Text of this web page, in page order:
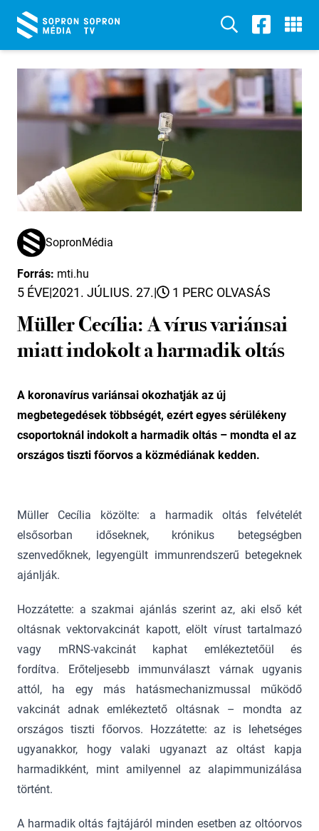
SopronMédia
Forrás: mti.hu
5 ÉVE|2021. JÚLIUS. 27.| 1 PERC OLVASÁS
Müller Cecília: A vírus variánsai
miatt indokolt a harmadik oltás
A koronavírus variánsai okozhatják az új
megbetegedések többségét, ezért egyes sérülékeny
csoportoknál indokolt a harmadik oltás – mondta el az
országos tiszti főorvos a közmédiának kedden.
Müller Cecília közölte: a harmadik oltás felvételét
elsősorban időseknek, krónikus betegségben
szenvedőknek, legyengült immunrendszerű betegeknek
ajánlják.
Hozzátette: a szakmai ajánlás szerint az, aki első két
oltásnak vektorvakcinát kapott, elölt vírust tartalmazó
vagy mRNS-vakcinát kaphat emlékeztetőül és
fordítva. Erőteljesebb immunválaszt várnak ugyanis
attól, ha egy más hatásmechanizmussal működő
vakcinát adnak emlékeztető oltásnak – mondta az
országos tiszti főorvos. Hozzátette: az is lehetséges
ugyanakkor, hogy valaki ugyanazt az oltást kapja
harmadikként, mint amilyennel az alapimmunizálása
történt.
A harmadik oltás fajtájáról minden esetben az oltóorvos